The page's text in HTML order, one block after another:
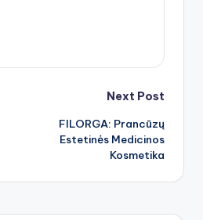
Next Post
FILORGA: Prancūzų
Estetinės Medicinos
Kosmetika